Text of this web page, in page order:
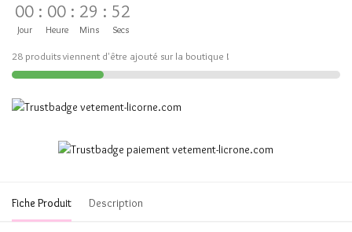
00
Jour
: 00
Heure
: 29
Mins
: 51
Secs
28 produits viennent d'être ajouté sur la boutique !
Fiche Produit Description